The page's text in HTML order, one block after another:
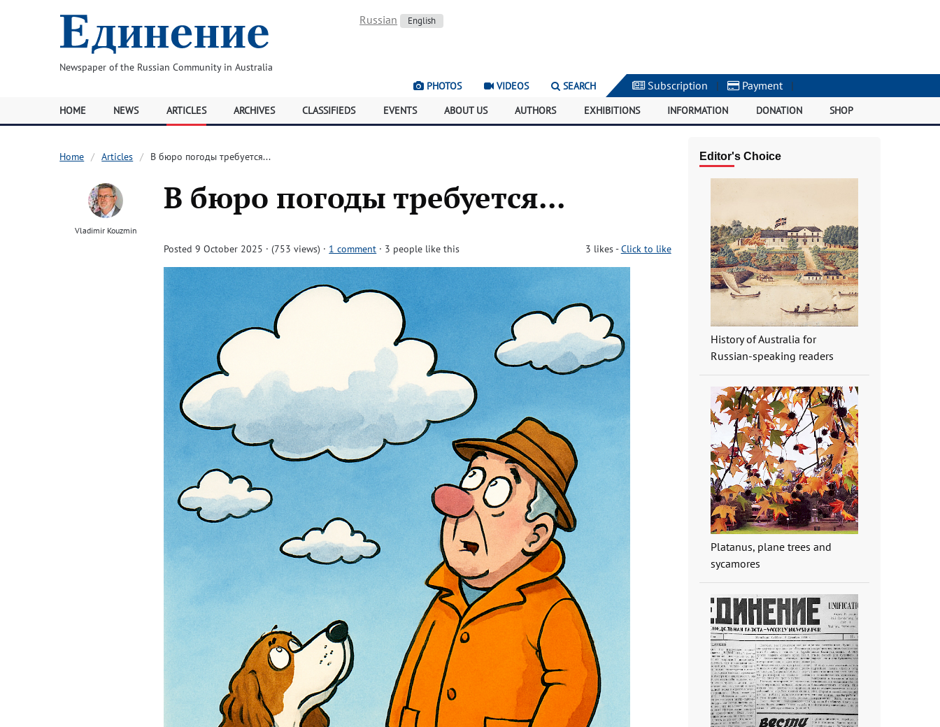
Newspaper of the Russian Community in Australia
Russian English
PHOTOS VIDEOS SEARCH Subscription | Payment |
HOME NEWS ARTICLES ARCHIVES CLASSIFIEDS EVENTS ABOUT US AUTHORS EXHIBITIONS INFORMATION DONATION SHOP
Home Articles В бюро погоды требуется...
Vladimir Kouzmin
В бюро погоды требуется...
Posted 9 October 2025 · (753 views) · 1 comment · 3 people like this 3 likes-Click to like
Editor's Choice
History of Australia for
Russian-speaking readers
Platanus, plane trees and
sycamores